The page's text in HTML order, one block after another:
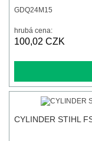
GDQ24M15
hrubá cena:
100,02 CZK
CYLINDER STIHL